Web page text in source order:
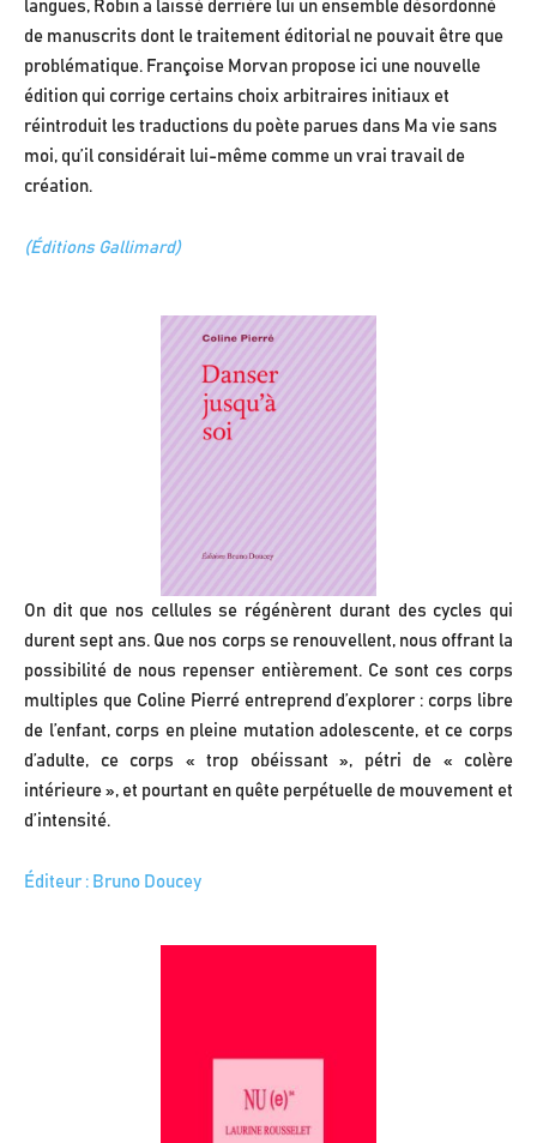
langues, Robin a laissé derrière lui un ensemble désordonné
de manuscrits dont le traitement éditorial ne pouvait être que
problématique. Françoise Morvan propose ici une nouvelle
édition qui corrige certains choix arbitraires initiaux et
réintroduit les traductions du poète parues dans Ma vie sans
moi, qu’il considérait lui-même comme un vrai travail de
création.
(Éditions Gallimard)
On dit que nos cellules se régénèrent durant des cycles qui
durent sept ans. Que nos corps se renouvellent, nous offrant la
possibilité de nous repenser entièrement. Ce sont ces corps
multiples que Coline Pierré entreprend d’explorer : corps libre
de l’enfant, corps en pleine mutation adolescente, et ce corps
d’adulte, ce corps « trop obéissant », pétri de « colère
intérieure », et pourtant en quête perpétuelle de mouvement et
d’intensité.
Éditeur : Bruno Doucey